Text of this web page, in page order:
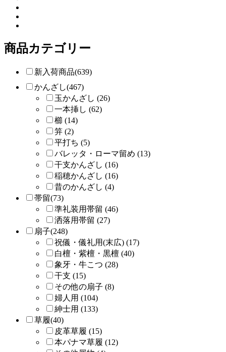
商品カテゴリー
新入荷商品(639)
かんざし(467)
玉かんざし (26)
一本挿し (62)
櫛 (14)
笄 (2)
平打ち (5)
バレッタ・ローマ留め (13)
干支かんざし (16)
稲穂かんざし (16)
昔のかんざし (4)
帯留(73)
準礼装用帯留 (46)
洒落用帯留 (27)
扇子(248)
祝儀・儀礼用(末広) (17)
白檀・紫檀・黒檀 (40)
象牙・牛こつ (28)
干支 (15)
その他の扇子 (8)
婦人用 (104)
紳士用 (133)
草履(40)
皮革草履 (15)
本パナマ草履 (12)